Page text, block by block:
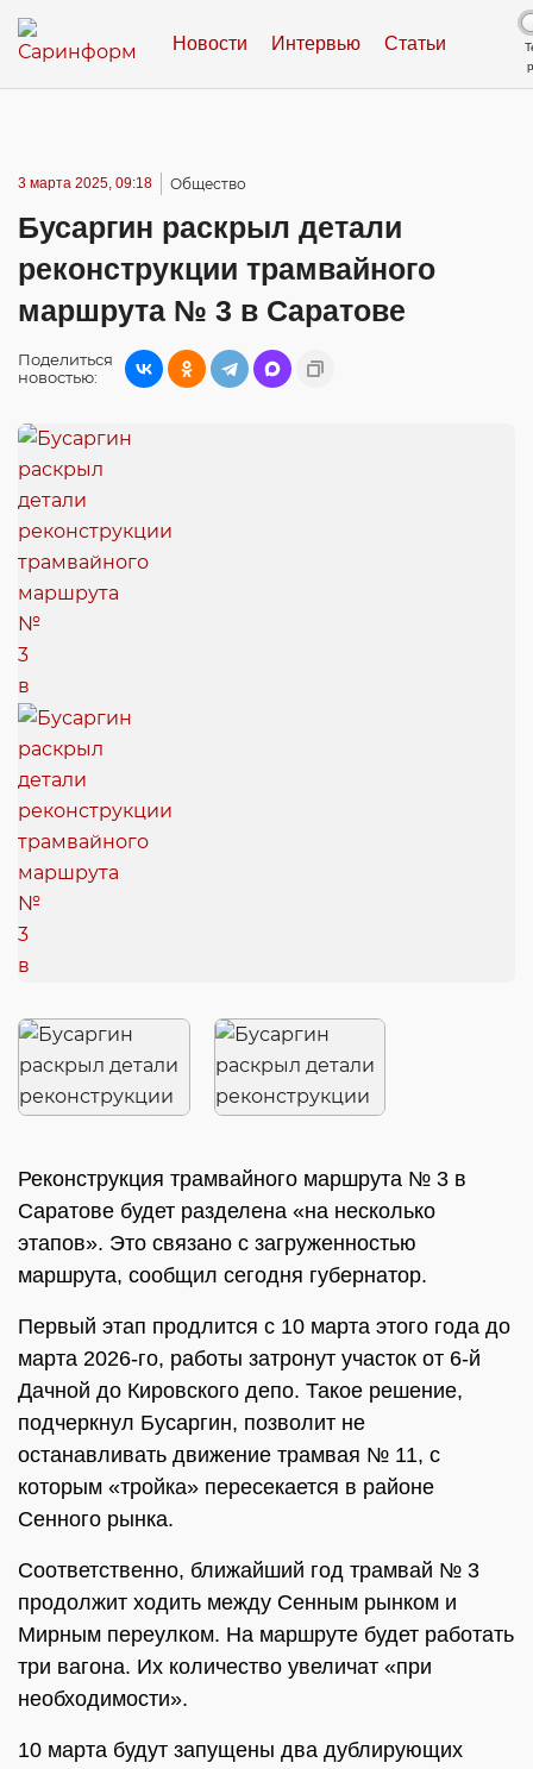
Новости Интервью Статьи
3 марта 2025, 09:18 Общество
Бусаргин раскрыл детали
реконструкции трамвайного
маршрута № 3 в Саратове
Поделиться
новостью:
Реконструкция трамвайного маршрута № 3 в
Саратове будет разделена «на несколько
этапов». Это связано с загруженностью
маршрута, сообщил сегодня губернатор.
Первый этап продлится с 10 марта этого года до
марта 2026-го, работы затронут участок от 6-й
Дачной до Кировского депо. Такое решение,
подчеркнул Бусаргин, позволит не
останавливать движение трамвая № 11, с
которым «тройка» пересекается в районе
Сенного рынка.
Соответственно, ближайший год трамвай № 3
продолжит ходить между Сенным рынком и
Мирным переулком. На маршруте будет работать
три вагона. Их количество увеличат «при
необходимости».
10 марта будут запущены два дублирующих